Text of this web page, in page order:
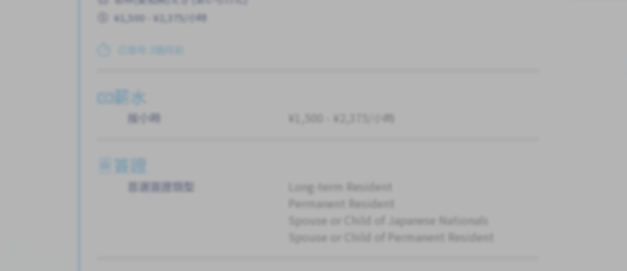
¥1,500 - ¥2,375/小時
已發布 3個月前
薪水
按小時 ¥1,500 - ¥2,375/小時
簽證
首選簽證類型
Long-term Resident
Permanent Resident
Spouse or Child of Japanese Nationals
Spouse or Child of Permanent Resident